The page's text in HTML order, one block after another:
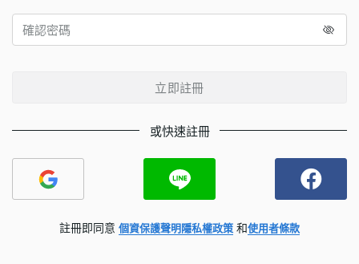
立即註冊
或快速註冊
註冊即同意 個資保護聲明隱私權政策 和使用者條款